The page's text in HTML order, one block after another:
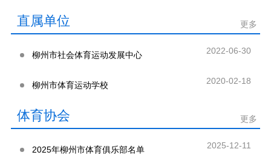
直属单位 更多
柳州市社会体育运动发展中心 2022-06-30
柳州市体育运动学校 2020-02-18
体育协会 更多
2025年柳州市体育俱乐部名单 2025-12-11